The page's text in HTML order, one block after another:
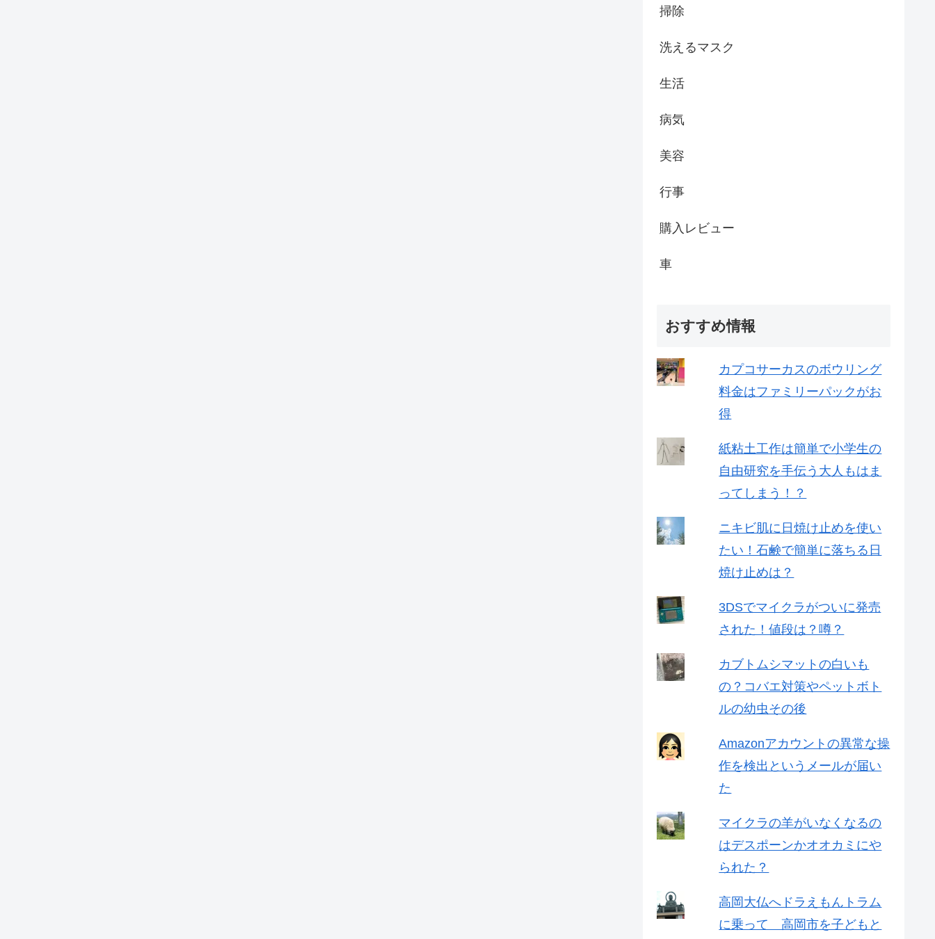
掃除
洗えるマスク
生活
病気
美容
行事
購入レビュー
車
おすすめ情報
カプコサーカスのボウリング
料金はファミリーパックがお
得
紙粘土工作は簡単で小学生の
自由研究を手伝う大人もはま
ってしまう！？
ニキビ肌に日焼け止めを使い
たい！石鹸で簡単に落ちる日
焼け止めは？
3DSでマイクラがついに発売
された！値段は？噂？
カブトムシマットの白いも
の？コバエ対策やペットボト
ルの幼虫その後
Amazonアカウントの異常な操
作を検出というメールが届い
た
マイクラの羊がいなくなるの
はデスポーンかオオカミにや
られた？
高岡大仏へドラえもんトラム
に乗って 高岡市を子どもと